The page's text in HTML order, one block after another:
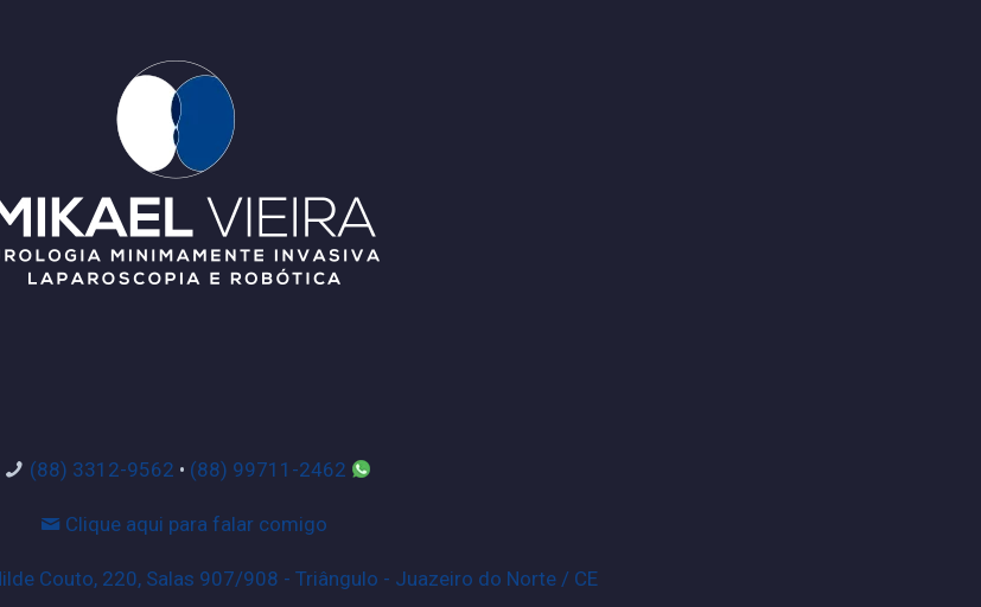
(88) 3312-9562 • (88) 99711-2462
Clique aqui para falar comigo
Couto, 220, Salas 907/908 - Triângulo - Juazeiro do Norte / CE